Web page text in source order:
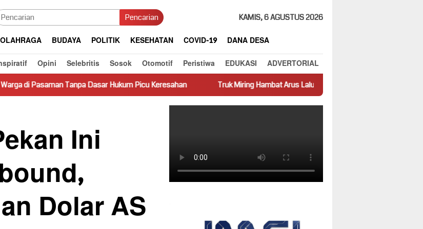
Pencarian KAMIS, 6 AGUSTUS 2026
OLAHRAGA BUDAYA POLITIK KESEHATAN COVID-19
DANA DESA
Opini Selebritis Sosok Otomotif Peristiwa EDUKASI ADVERTORIAL
Dasar Hukum Picu Keresahan Truk Miring Hambat Arus Lalu Lintas di Jalan Panti–Simpang Empat
Ini
Dolar AS